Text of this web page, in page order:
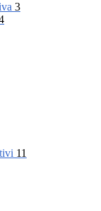
3
11